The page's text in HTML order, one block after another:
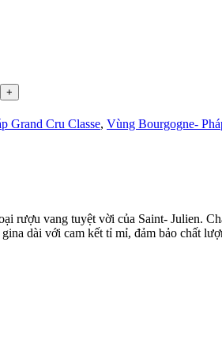
Grand Cru Classe, Vùng Bourgogne-
rượu vang tuyệt vời của Saint- Julien.
dài với cam kết tỉ mỉ, đảm bảo chất